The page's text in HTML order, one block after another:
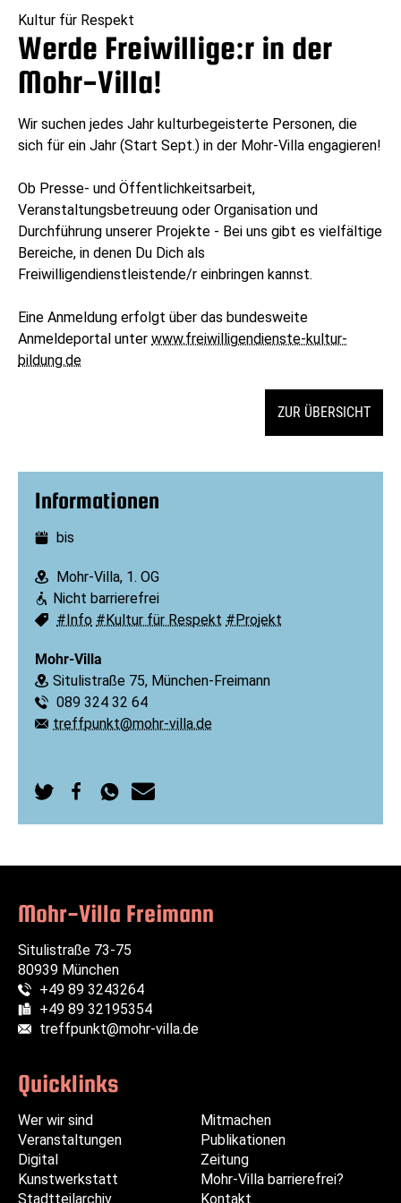
Kultur für Respekt
Werde Freiwillige:r in der
Mohr-Villa!
Wir suchen jedes Jahr kulturbegeisterte Personen, die
sich für ein Jahr (Start Sept.) in der Mohr-Villa engagieren!
Ob Presse- und Öffentlichkeitsarbeit,
Veranstaltungsbetreuung oder Organisation und
Durchführung unserer Projekte - Bei uns gibt es vielfältige
Bereiche, in denen Du Dich als
Freiwilligendienstleistende/r einbringen kannst.
Eine Anmeldung erfolgt über das bundesweite
Anmeldeportal unter www.freiwilligendienste-kultur-
bildung.de
ZUR ÜBERSICHT
Informationen
Datum:
bis
Ort:
Mohr-Villa, 1. OG
Barrierefreiheit:
Nicht barrierefrei
Schlagworte:
#Info #Kultur für Respekt #Projekt
Mohr-Villa
Ort:
Situlistraße 75, München-Freimann
Telefon:
089 324 32 64
E-Mail:
treffpunkt@mohr-villa.de
Mohr-Villa Freimann
Situlistraße 73-75
80939 München
Telefon:
+49 89 3243264
Fax:
+49 89 32195354
E-Mail:
treffpunkt@mohr-villa.de
Quicklinks
überspringen
Wer wir sind
Veranstaltungen
Digital
Kunstwerkstatt
Stadtteilarchiv
überspringen
Mitmachen
Publikationen
Zeitung
Mohr-Villa barrierefrei?
Kontakt